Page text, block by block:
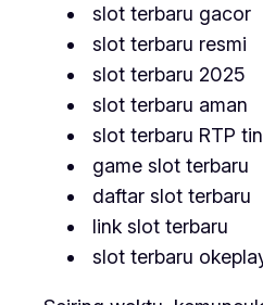
slot terbaru gacor
slot terbaru resmi
slot terbaru 2025
slot terbaru aman
slot terbaru RTP
game slot terbaru
daftar slot terbaru
link slot terbaru
slot terbaru